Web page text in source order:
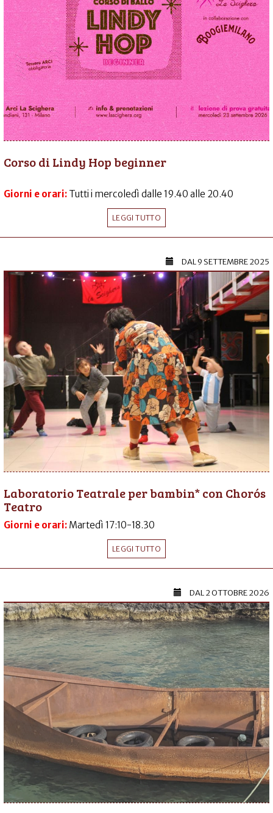
Corso di Lindy Hop beginner
Giorni e orari: Tutti i mercoledì dalle 19.40 alle 20.40
LEGGI TUTTO
DAL9 SETTEMBRE 2025
Laboratorio Teatrale per bambin* con Chorós
Teatro
Giorni e orari: Martedì 17:10-18.30
LEGGI TUTTO
DAL2 OTTOBRE 2026